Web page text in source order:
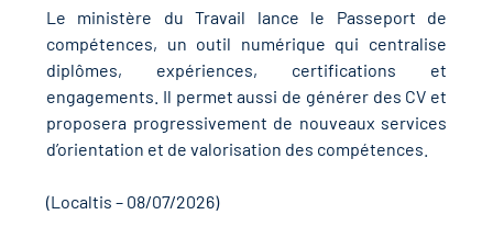
en santé et sécurité au
les métiers
Régional d’Observation
des métiers en
Le ministère du Travail lance le Passeport de
compétences, un outil numérique qui centralise
diplômes, expériences, certifications et
engagements. Il permet aussi de générer des CV et
proposera progressivement de nouveaux services
d’orientation et de valorisation des compétences.
(Localtis – 08/07/2026)